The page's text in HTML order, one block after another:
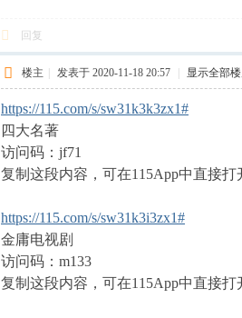
回复
楼主 发表于 2020-11-18 20:57 显示全部
https://115.com/s/sw31k3k3zx1#
四大名著
访问码：jf71
复制这段内容，可在115App中直接打
https://115.com/s/sw31k3i3zx1#
金庸电视剧
访问码：m133
复制这段内容，可在115App中直接打